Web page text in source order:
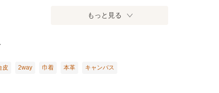
もっと見る
皮 2way 巾着 本革 キャンバス